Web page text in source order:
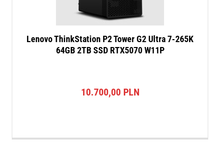
Lenovo ThinkStation P2 Tower G2 Ultra 7-265K
64GB 2TB SSD RTX5070 W11P
10.700,00 PLN